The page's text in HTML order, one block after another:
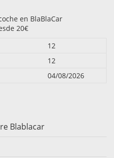
en BlaBlaCar
20€
12
12
04/08/2026
Blablacar